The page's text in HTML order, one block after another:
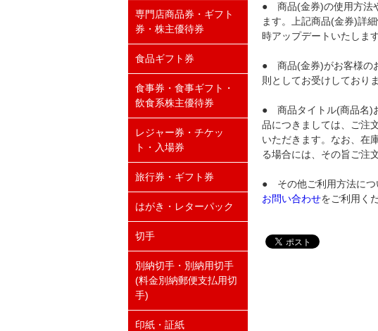
● 商品(金券)の使用方法
ます。上記商品(金券)詳
時アップデートいたします
● 商品(金券)がお客様の
則としてお受けしており
● 商品タイトル(商品名)
品につきましては、ご注
いただきます。なお、在
る場合には、その旨ご注
● その他ご利用方法につ
お問い合わせをご利用く
専門店商品券・ギフト
券・株主優待券
食品ギフト券
食事券・食事ギフト・
飲食系株主優待券
レジャー券・チケッ
ト・入場券
旅行券・ギフト券
はがき・レターパック
切手
別納切手・別納用切手
(料金別納郵便支払用切
手)
印紙・証紙